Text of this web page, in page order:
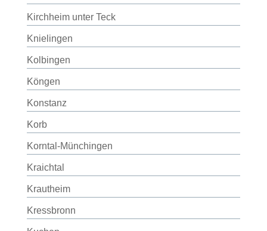
Kirchheim unter Teck
Knielingen
Kolbingen
Köngen
Konstanz
Korb
Korntal-Münchingen
Kraichtal
Krautheim
Kressbronn